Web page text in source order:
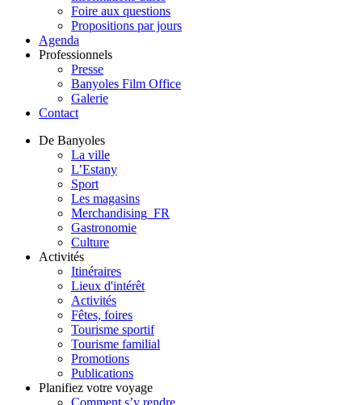
Foire aux questions
Propositions par jours
Agenda
Professionnels
Presse
Banyoles Film Office
Galerie
Contact
De Banyoles
La ville
L’Estany
Sport
Les magasins
Merchandising_FR
Gastronomie
Culture
Activités
Itinéraires
Lieux d'intérêt
Activités
Fêtes, foires
Tourisme sportif
Tourisme familial
Promotions
Publications
Planifiez votre voyage
Comment s’y rendre